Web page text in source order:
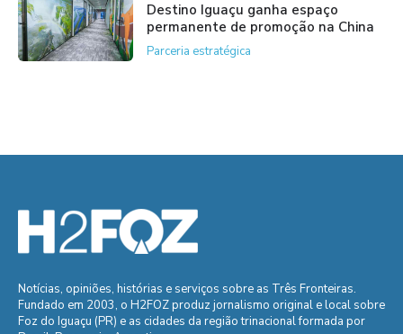
Destino Iguaçu ganha espaço
permanente de promoção na China
Parceria estratégica
Notícias, opiniões, histórias e serviços sobre as Três Fronteiras.
Fundado em 2003, o H2FOZ produz jornalismo original e local sobre
Foz do Iguaçu (PR) e as cidades da região trinacional formada por